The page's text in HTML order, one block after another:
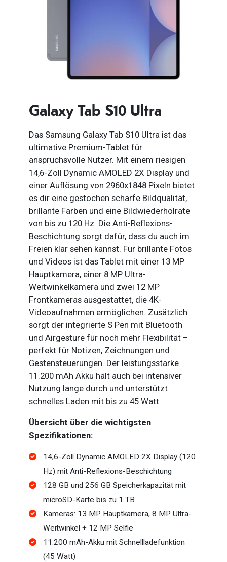
Galaxy Tab S10 Ultra
Das Samsung Galaxy Tab S10 Ultra ist das
ultimative Premium-Tablet für
anspruchsvolle Nutzer. Mit einem riesigen
14,6-Zoll Dynamic AMOLED 2X Display und
einer Auflösung von 2960x1848 Pixeln bietet
es dir eine gestochen scharfe Bildqualität,
brillante Farben und eine Bildwiederholrate
von bis zu 120 Hz. Die Anti-Reflexions-
Beschichtung sorgt dafür, dass du auch im
Freien klar sehen kannst. Für brillante Fotos
und Videos ist das Tablet mit einer 13 MP
Hauptkamera, einer 8 MP Ultra-
Weitwinkelkamera und zwei 12 MP
Frontkameras ausgestattet, die 4K-
Videoaufnahmen ermöglichen. Zusätzlich
sorgt der integrierte S Pen mit Bluetooth
und Airgesture für noch mehr Flexibilität –
perfekt für Notizen, Zeichnungen und
Gestensteuerungen. Der leistungsstarke
11.200 mAh Akku hält auch bei intensiver
Nutzung lange durch und unterstützt
schnelles Laden mit bis zu 45 Watt.
Übersicht über die wichtigsten
Spezifikationen:
14,6-Zoll Dynamic AMOLED 2X Display (120
Hz) mit Anti-Reflexions-Beschichtung
128 GB und 256 GB Speicherkapazität mit
microSD-Karte bis zu 1 TB
Kameras: 13 MP Hauptkamera, 8 MP Ultra-
Weitwinkel + 12 MP Selfie
11.200 mAh-Akku mit Schnellladefunktion
(45 Watt)